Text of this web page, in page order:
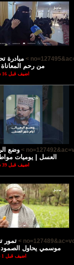
مبادرة
من رحم المعاناة
اضيف قبل 16 دقائق
وضع
العسل | يوميات
اضيف قبل 39 دقائق
تمور
موسمي يحاول الصمود
اضيف قبل 1 ساعة